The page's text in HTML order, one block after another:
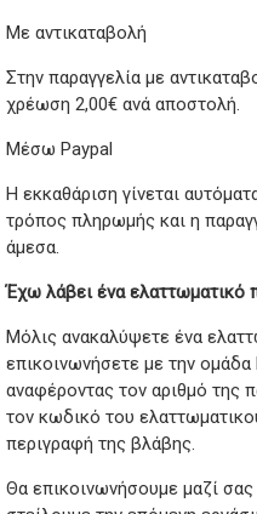
Με αντικαταβολή
Στην παραγγελία με
χρέωση 2,00€ ανά αποστολή.
Μέσω Paypal
Η εκκαθάριση γίνεται
τρόπος πληρωμής και η
άμεσα.
Έχω λάβει ένα ελαττωματικό
Μόλις ανακαλύψετε ένα
επικοινωνήσετε με την
αναφέροντας τον αριθμό της
τον κωδικό του
περιγραφή της βλάβης.
Θα επικοινωνήσουμε μαζί